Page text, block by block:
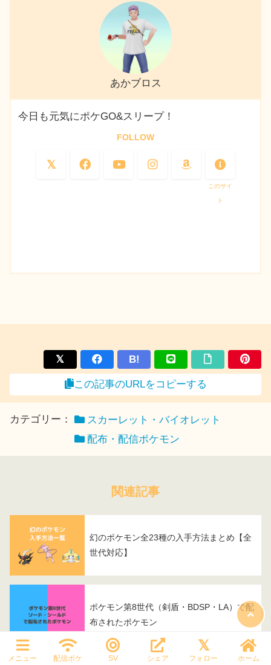
あかブロス
今日も元気にポケGO&スリープ！
FOLLOW
このサイ
ト
B!
この記事のURLをコピーする
カテゴリー：
スカーレット・バイオレット
配布・配信ポケモン
関連記事
幻のポケモン全23種の入手方法まとめ【全
世代対応】
ポケモン第8世代（剣盾・BDSP・LA）で配
布されたポケモン
メニュー 配信ポケ SV シェア フォロー ホーム